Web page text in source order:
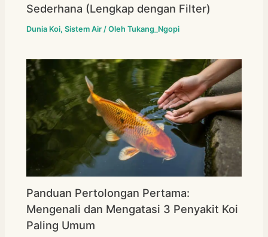
Sederhana (Lengkap dengan Filter)
Dunia Koi,Sistem Air / OlehTukang_Ngopi
Panduan Pertolongan Pertama:
Mengenali dan Mengatasi 3 Penyakit Koi
Paling Umum